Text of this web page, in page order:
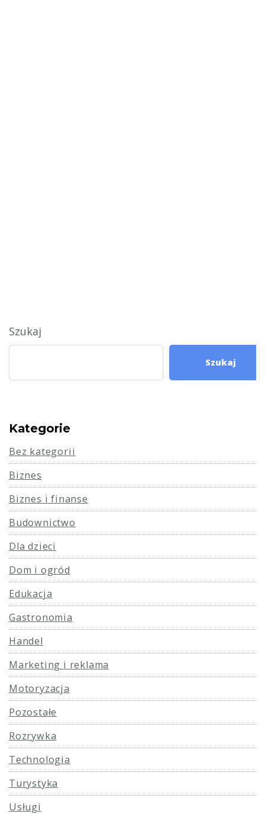
Szukaj
Szukaj
Kategorie
Bez kategorii
Biznes
Biznes i finanse
Budownictwo
Dla dzieci
Dom i ogród
Edukacja
Gastronomia
Handel
Marketing i reklama
Motoryzacja
Pozostałe
Rozrywka
Technologia
Turystyka
Usługi